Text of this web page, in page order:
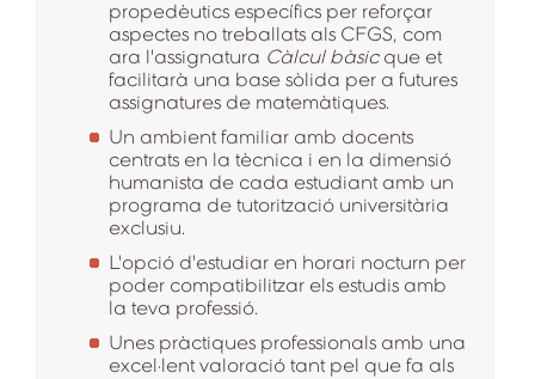
propedèutics específics per reforçar
aspectes no treballats als CFGS, com
ara l'assignatura Càlcul bàsicque et
facilitarà una base sòlida per a futures
assignatures de matemàtiques.
Un ambient familiar amb docents
centrats en la tècnica i en la dimensió
humanista de cada estudiant amb un
programa de tutorització universitària
exclusiu.
L'opció d'estudiar en horari nocturn per
poder compatibilitzar els estudis amb
la teva professió.
Unes pràctiques professionals amb una
excel·lent valoració tant pel que fa als